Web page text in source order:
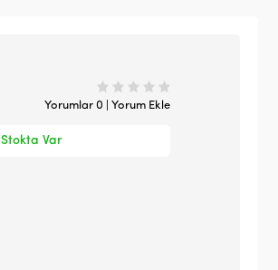
Yorumlar 0 | Yorum Ekle
Stokta Var